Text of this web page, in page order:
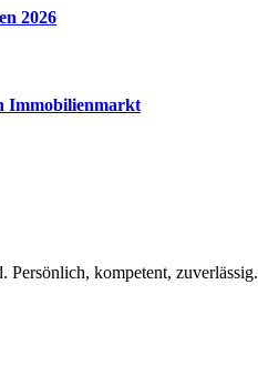
2026
Immobilienmarkt
kompetent, zuverlässig.